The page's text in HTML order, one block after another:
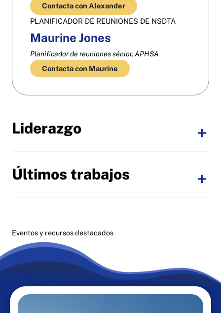
Contacta con Alexander
PLANIFICADOR DE REUNIONES DE NSDTA
Maurine Jones
Planificador de reuniones sénior, APHSA
Contacta con Maurine
Liderazgo
Últimos trabajos
Eventos y recursos destacados